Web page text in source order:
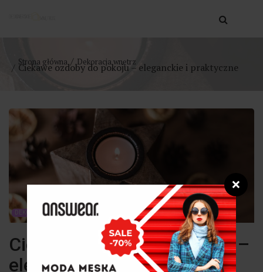
Strona główna Dekoracja wnętrz
Ciekawe ozdoby do pokoju – eleganckie i praktyczne
DEKORACJA WNĘTRZ
Ciekawe ozdoby do pokoju –
eleganckie i praktyczne
❌